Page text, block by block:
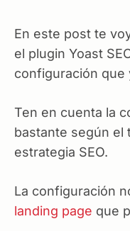
En este post te
el plugin Yoast
configuración que
Ten en cuenta la
bastante según el
estrategia SEO.
La configuración
landing page que